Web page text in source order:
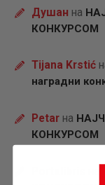
Душан на
КОНКУРСОМ
Tijana Krstić
наградни
Petarна
КОНКУРСОМ